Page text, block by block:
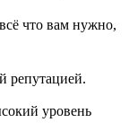
что вам нужно,
репутацией.
уровень